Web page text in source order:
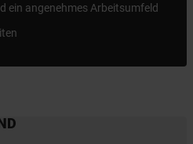
ein angenehmes Arbeitsumfeld